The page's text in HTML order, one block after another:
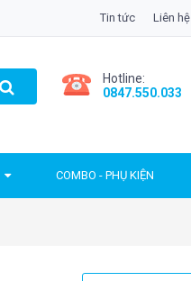
Tin tức Liên hệ
Hotline:
0847.550.033
COMBO - PHỤ KIỆN